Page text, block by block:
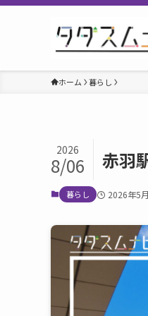
ホーム 暮らし
赤羽
2026
8/06
暮らし 2026年5